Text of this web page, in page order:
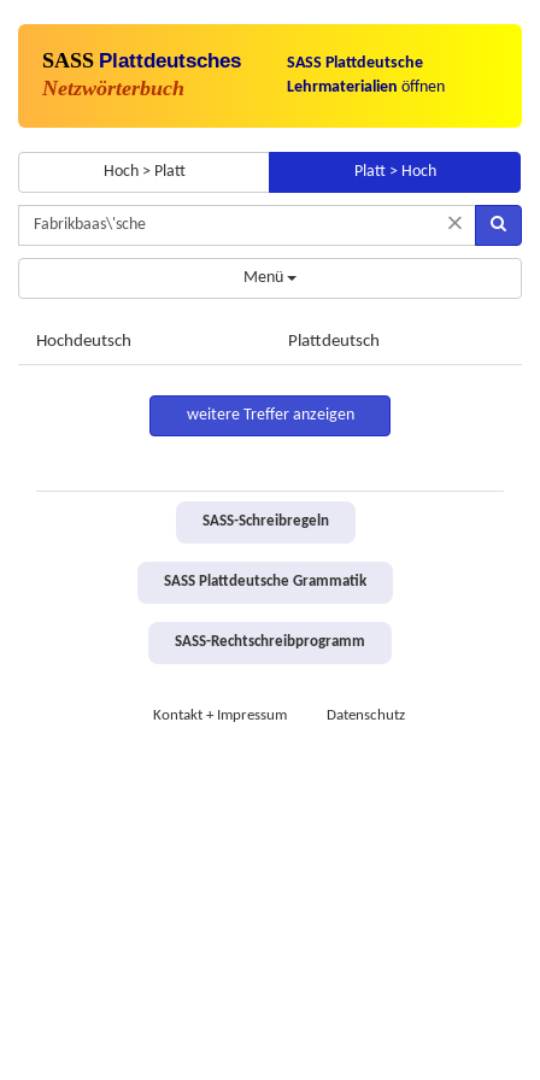
SASS Plattdeutsches
Netzwörterbuch
SASS Plattdeutsche
Lehrmaterialien öffnen
Hoch > Platt Platt > Hoch
×
Menü
Hochdeutsch Plattdeutsch
weitere Treffer anzeigen
SASS-Schreibregeln
SASS Plattdeutsche Grammatik
SASS-Rechtschreibprogramm
Kontakt + Impressum Datenschutz